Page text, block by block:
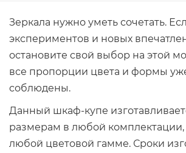
Зеркала нужно уметь сочетать.
экспериментов и новых
остановите свой выбор на этой
все пропорции цвета и формы
соблюдены.
Данный шкаф-купе
размерам в любой комплектации,
любой цветовой гамме. Сроки